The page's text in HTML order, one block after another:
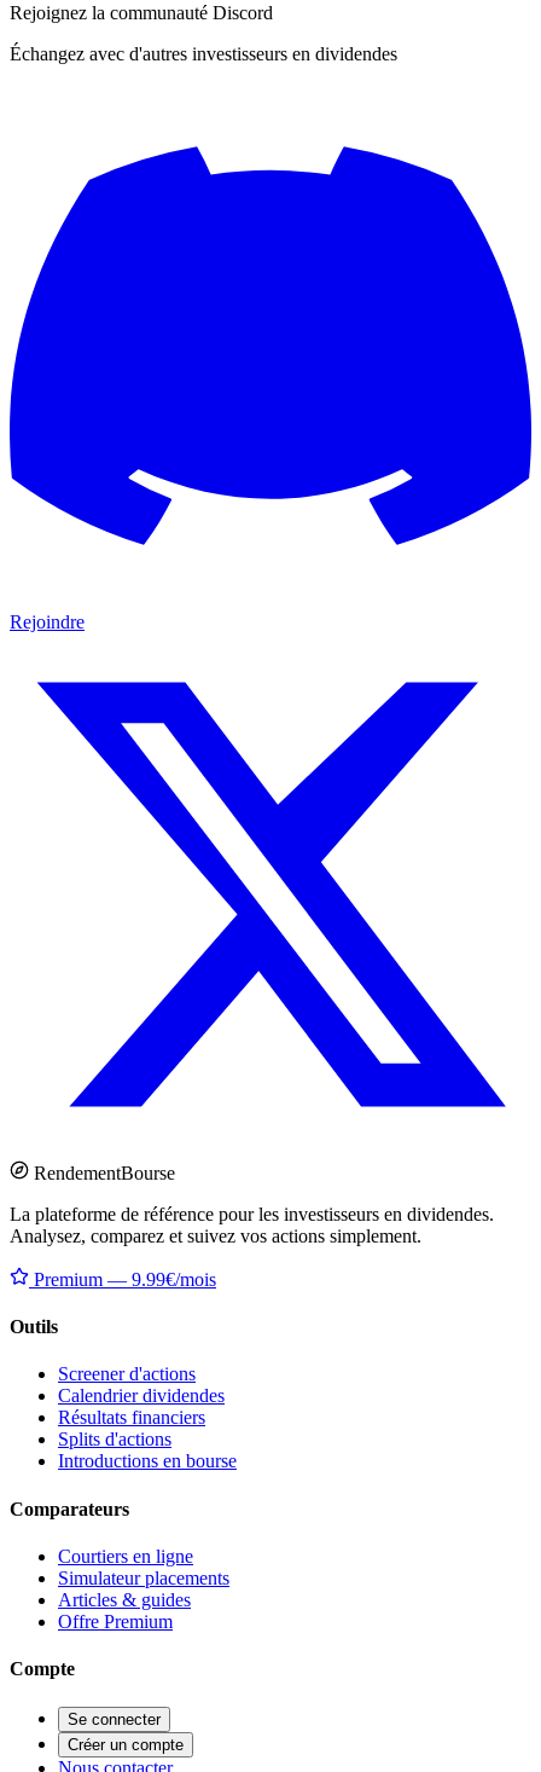
Rejoignez la communauté Discord
Échangez avec d'autres investisseurs en dividendes
Rejoindre
RendementBourse
La plateforme de référence pour les investisseurs en dividendes.
Analysez, comparez et suivez vos actions simplement.
Premium — 9.99€/mois
Outils
Screener d'actions
Calendrier dividendes
Résultats financiers
Splits d'actions
Introductions en bourse
Comparateurs
Courtiers en ligne
Simulateur placements
Articles & guides
Offre Premium
Compte
Se connecter
Créer un compte
Nous contacter